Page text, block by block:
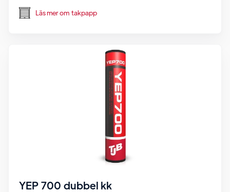
Läs mer om takpapp
YEP 700 dubbel kk